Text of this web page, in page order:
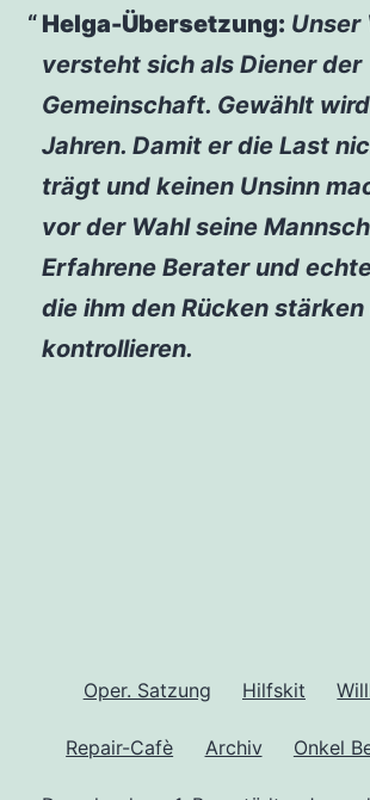
Helga-Übersetzung: Unser
versteht sich als Diener der
Gemeinschaft. Gewählt
Jahren. Damit er die Last
trägt und keinen Unsinn
vor der Wahl seine
Erfahrene Berater und
die ihm den Rücken stärken
kontrollieren.
Oper. Satzung Hilfskit
Repair-Cafè Archiv Onkel